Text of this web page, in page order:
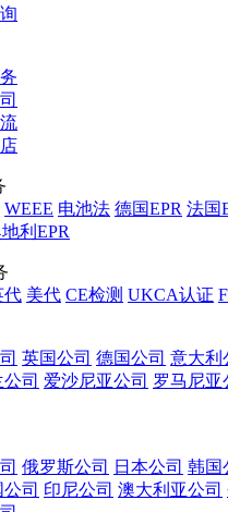
WEEE 电池法 德国EPR 法国
利EPR
代 美代 CE检测 UKCA认证
英国公司 德国公司 意大利
司 爱沙尼亚公司 罗马尼亚
俄罗斯公司 日本公司 韩国
司 印尼公司 澳大利亚公司